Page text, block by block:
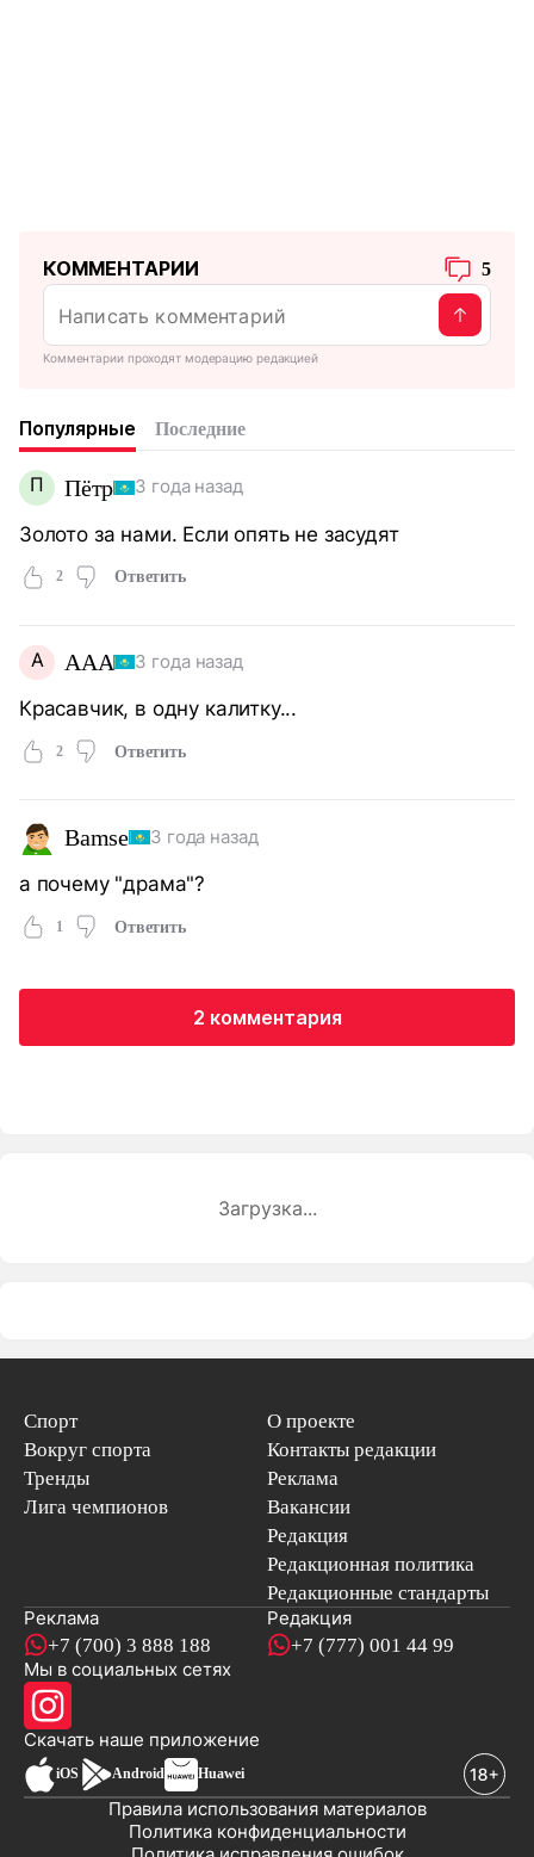
КОММЕНТАРИИ 5
Комментарии проходят модерацию редакцией
Популярные Последние
П Пётр 3 года назад
Золото за нами. Если опять не засудят
2 Ответить
A AAA 3 года назад
Красавчик, в одну калитку...
2 Ответить
Bamse 3 года назад
а почему "драма"?
1 Ответить
2 комментария
Загрузка...
Спорт
Вокруг спорта
Тренды
Лига чемпионов
О проекте
Контакты редакции
Реклама
Вакансии
Редакция
Редакционная политика
Редакционные стандарты
Реклама
+7 (700) 3 888 188
Редакция
+7 (777) 001 44 99
Мы в социальных сетях
Скачать наше приложениеновостей
iOS Android Huawei
Политика конфиденциальности
Правила использования материалов